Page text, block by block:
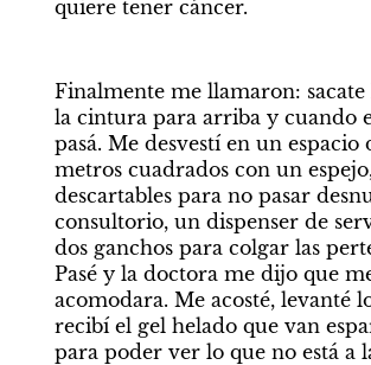
quiere tener cáncer.
Finalmente me llamaron:
la cintura para arriba y cuando
pasá. Me desvestí en un espacio
metros cuadrados con un
descartables para no pasar
consultorio, un dispenser de
dos ganchos para colgar las
Pasé y la doctora me dijo que
acomodara. Me acosté, levanté
recibí el gel helado que van
para poder ver lo que no está a